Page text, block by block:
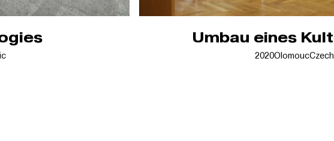
Umbau eines
2020Olomouc